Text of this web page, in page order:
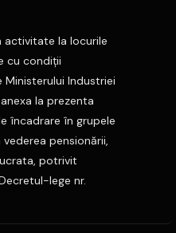
activitate la locurile
cu condiţii
Industriei
la prezenta
încadrare în grupele
pensionării,
potrivit
lege nr.